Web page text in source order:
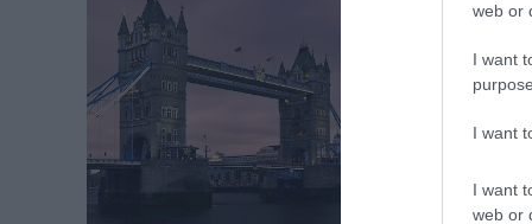
web or
I want
I want
I want
web or